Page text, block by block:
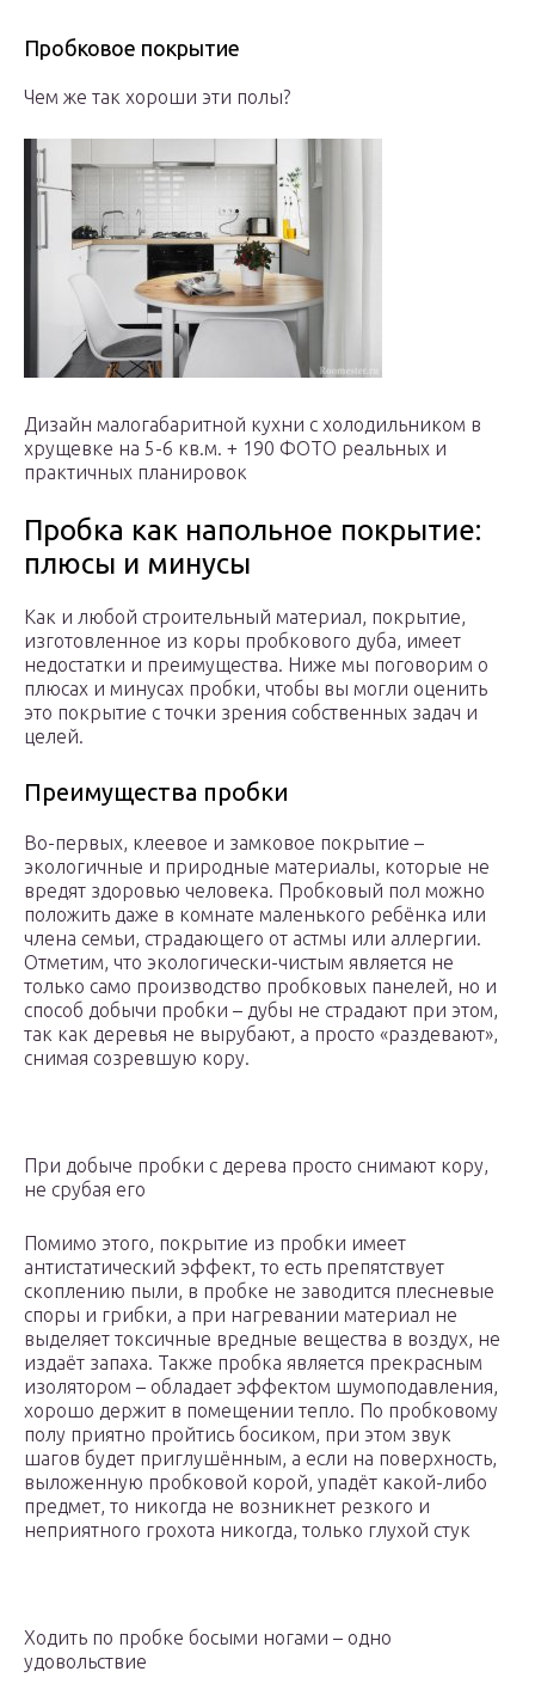
Пробковое покрытие
Чем же так хороши эти полы?
Дизайн малогабаритной кухни с холодильником в
хрущевке на 5-6 кв.м. + 190 ФОТО реальных и
практичных планировок
Пробка как напольное покрытие:
плюсы и минусы
Как и любой строительный материал, покрытие,
изготовленное из коры пробкового дуба, имеет
недостатки и преимущества. Ниже мы поговорим о
плюсах и минусах пробки, чтобы вы могли оценить
это покрытие с точки зрения собственных задач и
целей.
Преимущества пробки
Во-первых, клеевое и замковое покрытие –
экологичные и природные материалы, которые не
вредят здоровью человека. Пробковый пол можно
положить даже в комнате маленького ребёнка или
члена семьи, страдающего от астмы или аллергии.
Отметим, что экологически-чистым является не
только само производство пробковых панелей, но и
способ добычи пробки – дубы не страдают при этом,
так как деревья не вырубают, а просто «раздевают»,
снимая созревшую кору.
При добыче пробки с дерева просто снимают кору,
не срубая его
Помимо этого, покрытие из пробки имеет
антистатический эффект, то есть препятствует
скоплению пыли, в пробке не заводится плесневые
споры и грибки, а при нагревании материал не
выделяет токсичные вредные вещества в воздух, не
издаёт запаха. Также пробка является прекрасным
изолятором – обладает эффектом шумоподавления,
хорошо держит в помещении тепло. По пробковому
полу приятно пройтись босиком, при этом звук
шагов будет приглушённым, а если на поверхность,
выложенную пробковой корой, упадёт какой-либо
предмет, то никогда не возникнет резкого и
неприятного грохота никогда, только глухой стук
Ходить по пробке босыми ногами – одно
удовольствие